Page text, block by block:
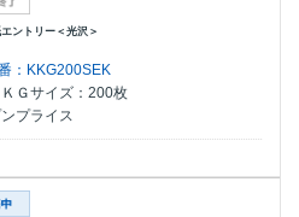
ントリー＜光沢＞
：KKG200SEK
Ｇサイズ：200枚
プライス